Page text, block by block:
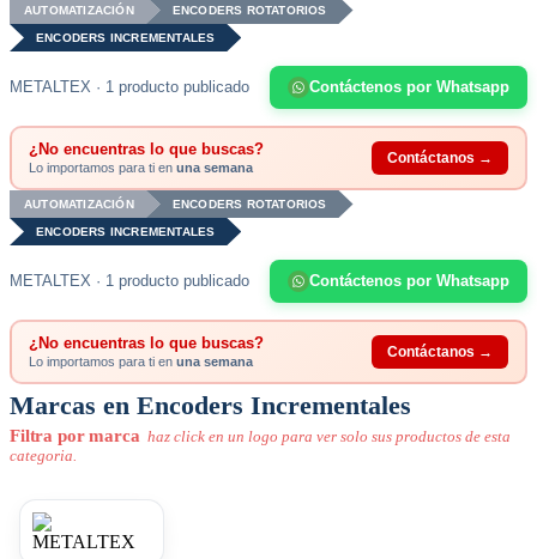
AUTOMATIZACIÓN ENCODERS ROTATORIOS
ENCODERS INCREMENTALES
METALTEX · 1 producto publicado Contáctenos por Whatsapp
¿No encuentras lo que buscas?
Lo importamos para ti en una semana
Contáctanos →
AUTOMATIZACIÓN ENCODERS ROTATORIOS
ENCODERS INCREMENTALES
METALTEX · 1 producto publicado Contáctenos por Whatsapp
¿No encuentras lo que buscas?
Lo importamos para ti en una semana
Contáctanos →
Marcas en Encoders Incrementales
Filtra por marca haz click en un logo para ver solo sus productos de esta
categoria.